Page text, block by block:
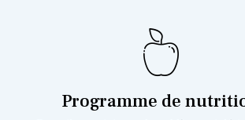
Programme de